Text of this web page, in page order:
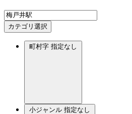
カテゴリ選択
町村字 指定なし
小ジャンル 指定なし